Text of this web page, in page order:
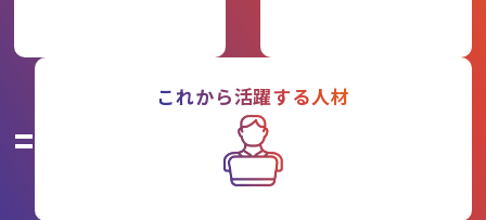
=
これから活躍する人材